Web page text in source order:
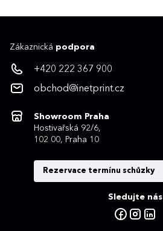
Zákaznická podpora
+420 222 367 900
obchod@inetprint.cz
Showroom Praha
Hostivařská 92/6,
102 00, Praha 10
Rezervace termínu schůzky
Sledujte nás